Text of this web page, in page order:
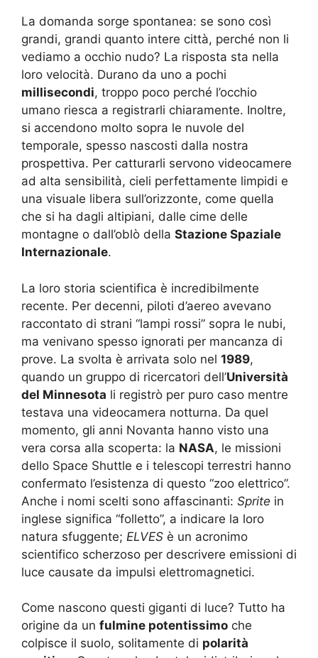
La domanda sorge spontanea: se sono così
grandi, grandi quanto intere città, perché non li
vediamo a occhio nudo? La risposta sta nella
loro velocità. Durano da uno a pochi
millisecondi, troppo poco perché l’occhio
umano riesca a registrarli chiaramente. Inoltre,
si accendono molto sopra le nuvole del
temporale, spesso nascosti dalla nostra
prospettiva. Per catturarli servono videocamere
ad alta sensibilità, cieli perfettamente limpidi e
una visuale libera sull’orizzonte, come quella
che si ha dagli altipiani, dalle cime delle
montagne o dall’oblò della Stazione Spaziale
Internazionale.
La loro storia scientifica è incredibilmente
recente. Per decenni, piloti d’aereo avevano
raccontato di strani “lampi rossi” sopra le nubi,
ma venivano spesso ignorati per mancanza di
prove. La svolta è arrivata solo nel 1989,
quando un gruppo di ricercatori dell’Università
del Minnesota li registrò per puro caso mentre
testava una videocamera notturna. Da quel
momento, gli anni Novanta hanno visto una
vera corsa alla scoperta: la NASA, le missioni
dello Space Shuttle e i telescopi terrestri hanno
confermato l’esistenza di questo “zoo elettrico”.
Anche i nomi scelti sono affascinanti: Sprite in
inglese significa “folletto”, a indicare la loro
natura sfuggente; ELVES è un acronimo
scientifico scherzoso per descrivere emissioni di
luce causate da impulsi elettromagnetici.
Come nascono questi giganti di luce? Tutto ha
origine da un fulmine potentissimo che
colpisce il suolo, solitamente di polarità